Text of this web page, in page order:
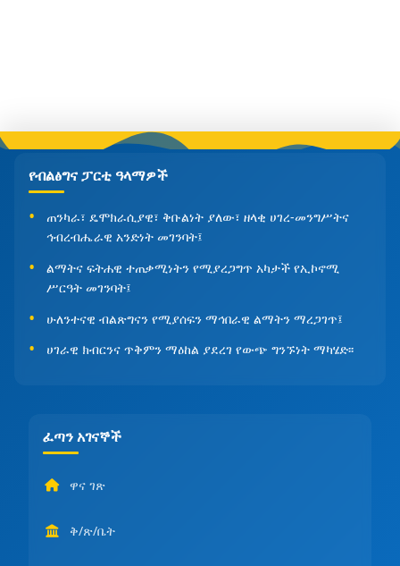
የብልፅግና ፓርቲ ዓላማዎች
ጠንካራ፣ ዴሞክራሲያዊ፣ ቅቡልነት ያለው፣ ዘላቂ ሀገረ-መንግሥትና
ኅብረብሔራዊ አንድነት መገንባት፤
ልማትና ፍትሐዊ ተጠቃሚነትን የሚያረጋግጥ አካታች የኢኮኖሚ
ሥርዓት መገንባት፤
ሁለንተናዊ ብልጽግናን የሚያሰፍን ማኅበራዊ ልማትን ማረጋገጥ፤
ሀገራዊ ክብርንና ጥቅምን ማዕከል ያደረገ የውጭ ግንኙነት ማካሄድ፡፡
ፈጣን አገናኞች
ዋና ገጽ
ቅ/ጽ/ቤት